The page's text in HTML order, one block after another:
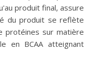
produit final, assure
du produit se reflète
protéines sur matière
en BCAA atteignant